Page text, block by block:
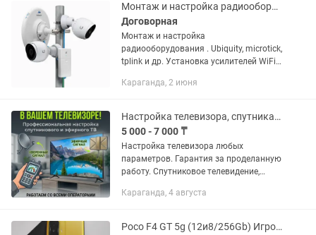
Монтаж и настройка радиооборудования
Договорная
Монтаж и настройка
радиооборудования . Ubiquity, microtick,
tplink и др. Установка усилителей WiFi
Караганда, 2 июня
Настройка телевизора, спутника, отау тв, эфирного тв
5 000 - 7 000 ₸
Настройка телевизора любых
параметров. Гарантия за проделанную
работу. Спутниковое телевидение,
кабельное ТВ, интернет ТВ. Настройка
Караганда, 4 августа
Poco F4 GT 5g (12и8/256Gb) Игровой телефон Пока Ф4 ДжиТи Xiaomi